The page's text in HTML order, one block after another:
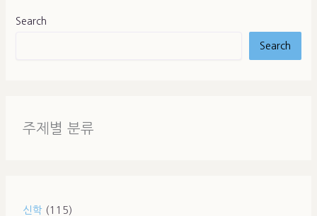
Search
Search
주제별 분류
신학 (115)